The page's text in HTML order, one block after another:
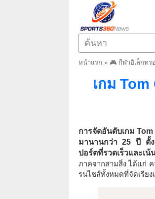
หน้าแรก » 🎮 กีฬาอิเล็กทร
เกม
การจัดอันดับเกม
มานานกว่า 25 ปี ตั้ง
ปอร์ตที่รวดเร็วและเน้
ภาคจากสามสิ่ง ได้แก่
รนไชส์ทั้งหมดที่จัดเรียง